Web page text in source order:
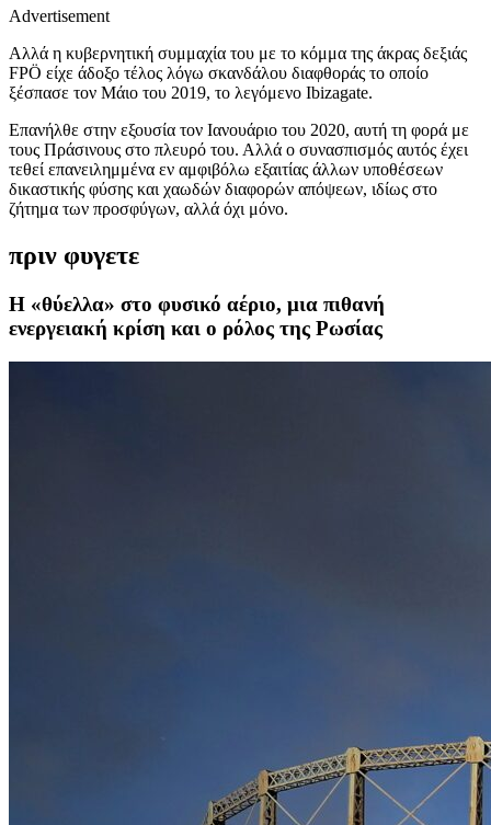
Advertisement
Αλλά η κυβερνητική συμμαχία του με το κόμμα της άκρας δεξιάς
FPÖ είχε άδοξο τέλος λόγω σκανδάλου διαφθοράς το οποίο
ξέσπασε τον Μάιο του 2019, το λεγόμενο Ibizagate.
Επανήλθε στην εξουσία τον Ιανουάριο του 2020, αυτή τη φορά με
τους Πράσινους στο πλευρό του. Αλλά ο συνασπισμός αυτός έχει
τεθεί επανειλημμένα εν αμφιβόλω εξαιτίας άλλων υποθέσεων
δικαστικής φύσης και χαωδών διαφορών απόψεων, ιδίως στο
ζήτημα των προσφύγων, αλλά όχι μόνο.
πριν φυγετε
Η «θύελλα» στο φυσικό αέριο, μια πιθανή
ενεργειακή κρίση και ο ρόλος της Ρωσίας